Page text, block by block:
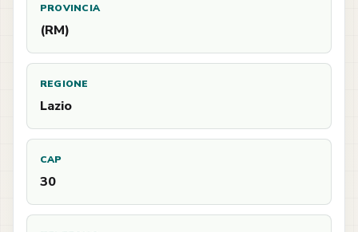
PROVINCIA
(RM)
REGIONE
Lazio
CAP
30